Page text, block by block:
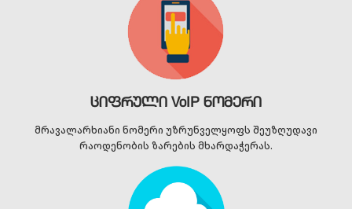
ციფრული VoIP ნომერი
მრავალარხიანი ნომერი უზრუნველყოფს შეუზღუდავი
რაოდენობის ზარების მხარდაჭერას.